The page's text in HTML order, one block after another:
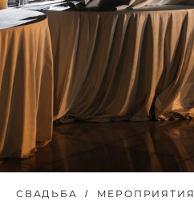
СВАДЬБА МЕРОПРИЯТИЯ